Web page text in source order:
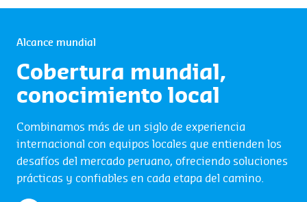
Alcance mundial
Cobertura mundial,
conocimiento local
Combinamos más de un siglo de experiencia
internacional con equipos locales que entienden los
desafíos del mercado peruano, ofreciendo soluciones
prácticas y confiables en cada etapa del camino.